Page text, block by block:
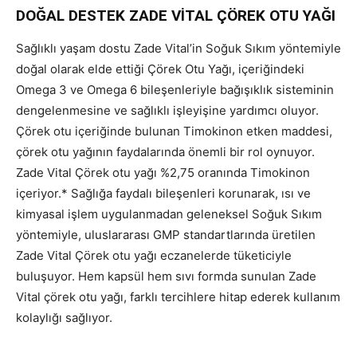
DOĞAL DESTEK ZADE VİTAL ÇÖREK OTU YAĞI
Sağlıklı yaşam dostu Zade Vital’in Soğuk Sıkım yöntemiyle
doğal olarak elde ettiği Çörek Otu Yağı, içeriğindeki
Omega 3 ve Omega 6 bileşenleriyle bağışıklık sisteminin
dengelenmesine ve sağlıklı işleyişine yardımcı oluyor.
Çörek otu içeriğinde bulunan Timokinon etken maddesi,
çörek otu yağının faydalarında önemli bir rol oynuyor.
Zade Vital Çörek otu yağı %2,75 oranında Timokinon
içeriyor.* Sağlığa faydalı bileşenleri korunarak, ısı ve
kimyasal işlem uygulanmadan geleneksel Soğuk Sıkım
yöntemiyle, uluslararası GMP standartlarında üretilen
Zade Vital Çörek otu yağı eczanelerde tüketiciyle
buluşuyor. Hem kapsül hem sıvı formda sunulan Zade
Vital çörek otu yağı, farklı tercihlere hitap ederek kullanım
kolaylığı sağlıyor.